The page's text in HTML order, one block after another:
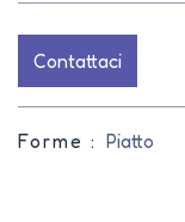
Contattaci
Forme : Piatto